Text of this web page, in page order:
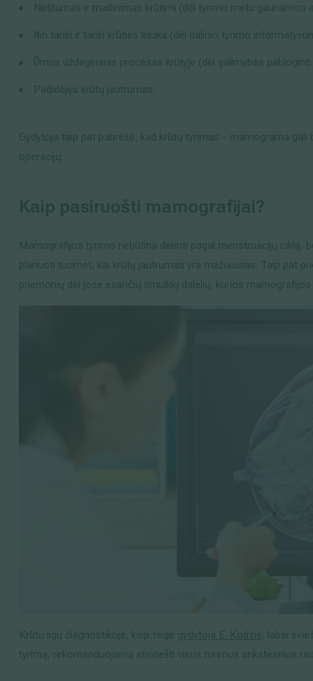
Nėštumas ir maitinimas krūtimi (dėl tyrimo metu gaunamos
Itin tanki ir tanki krūties liauka (dėl dalinio tyrimo
Ūmus uždegiminis procesas krūtyje (dėl galimybės
Padidėjęs krūtų jautrumas.
Gydytoja taip pat pabrėžė, kad krūtų tyrimas – mamograma
operacijų.
Kaip pasiruošti mamografijai?
Mamografijos tyrimo nebūtina derinti pagal menstruacijų ciklą,
planuoti tuomet, kai krūtų jautrumas yra mažiausias. Taip pat
priemonių dėl jose esančių smulkių dalelių, kurios
Krūtų ligų diagnostikoje, kaip teigė gydytoja E. Kodzis, labai
tyrimą, rekomenduojama atsinešti visus turimus ankstesnius